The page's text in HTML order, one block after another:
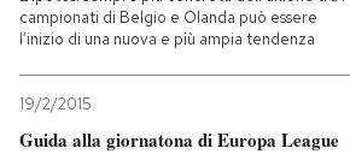
campionati di Belgio e Olanda può essere
l’inizio di una nuova e più ampia tendenza
19/2/2015
Guida alla giornatona di Europa League